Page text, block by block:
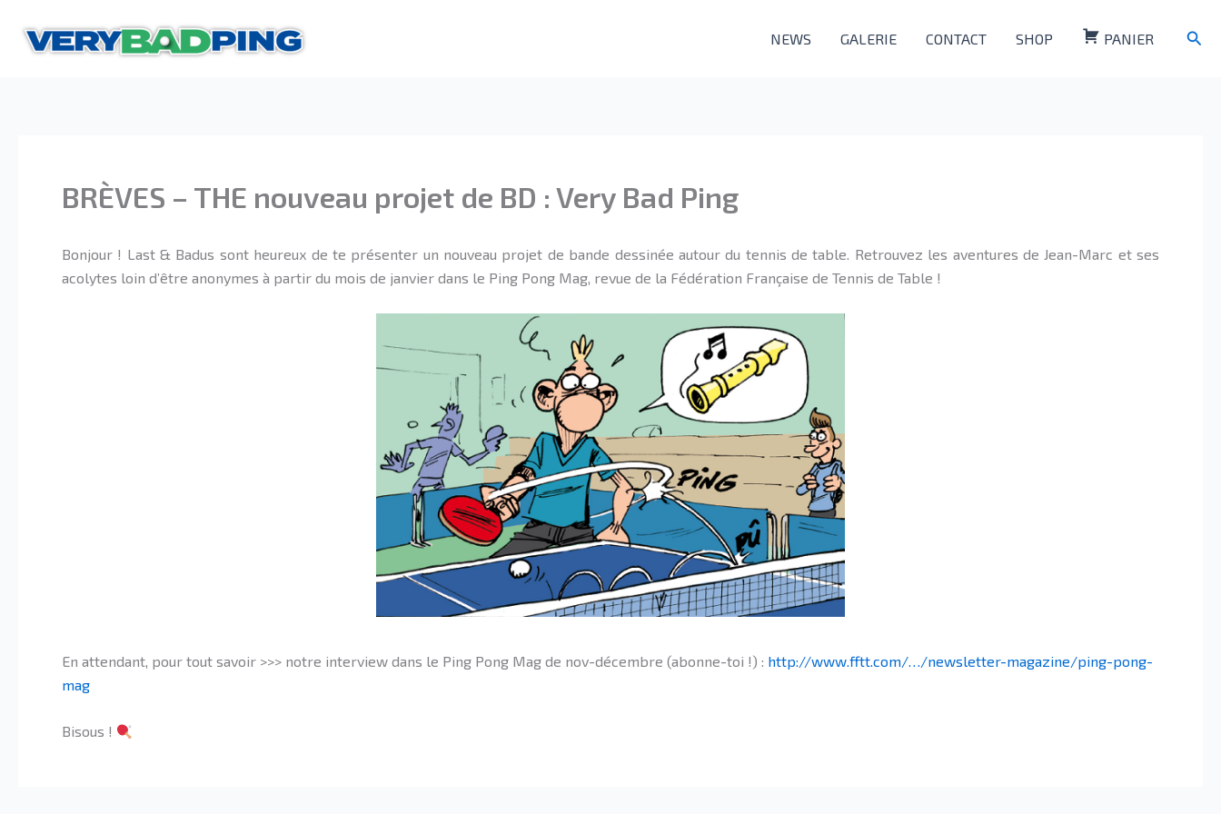
contenu
NEWS GALERIE CONTACT SHOP PANIER
BRÈVES – THE nouveau projet de BD : Very Bad Ping
Bonjour ! Last & Badus sont heureux de te présenter un nouveau projet de bande dessinée autour du tennis de table. Retrouvez les aventures de Jean-Marc et ses
acolytes loin d’être anonymes à partir du mois de janvier dans le Ping Pong Mag, revue de la Fédération Française de Tennis de Table !
En attendant, pour tout savoir >>> notre interview dans le Ping Pong Mag de nov-décembre (abonne-toi !) : http://www.fftt.com/…/newsletter-magazine/ping-pong-
mag
Bisous !